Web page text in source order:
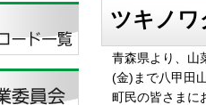
ツキノワ
青森県より、山
(金)まで八甲田
町民の皆さまに